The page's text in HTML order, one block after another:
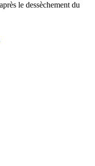
le dessèchement du